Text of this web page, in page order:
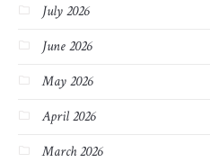
July 2026
June 2026
May 2026
April 2026
March 2026